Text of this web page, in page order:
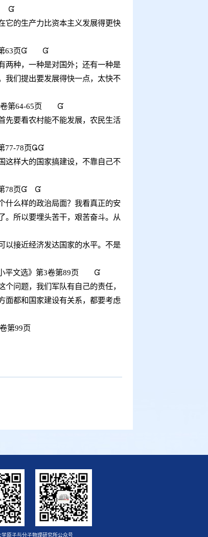

的生产力比资本主义发展得更快
63页

种，一种是对国外；还有一种是
我们提出要发展得快一点，太快不
卷第64-65页

要看农村能不能发展，农民生活
77-78页
样大的国家搞建设，不靠自己不
78页

么样的政治局面？我看真正的安
。所以要埋头苦干，艰苦奋斗。从
接近经济发达国家的水平。不是
平文选》第3卷第89页

问题，我们军队有自己的责任，
面都和国家建设有关系，都要考虑
卷第99页
学原子与分子物理研究所公众号